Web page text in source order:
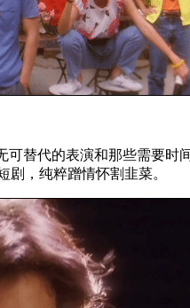
替代的表演和那些需要
，纯粹蹭情怀割韭菜。